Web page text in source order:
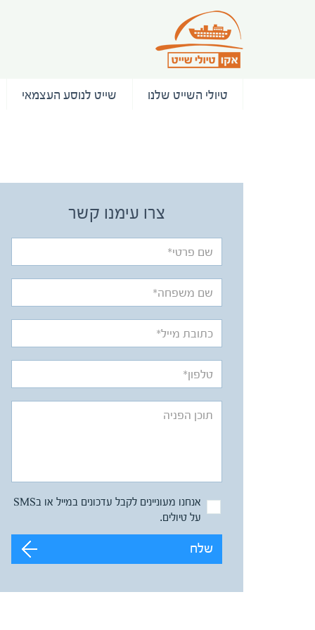
טיולי השייט שלנו שייט לנוסע העצמאי
צרו עימנו קשר
אנחנו מעוניינים לקבל עדכונים במייל או בSMS
על טיולים.
שלח